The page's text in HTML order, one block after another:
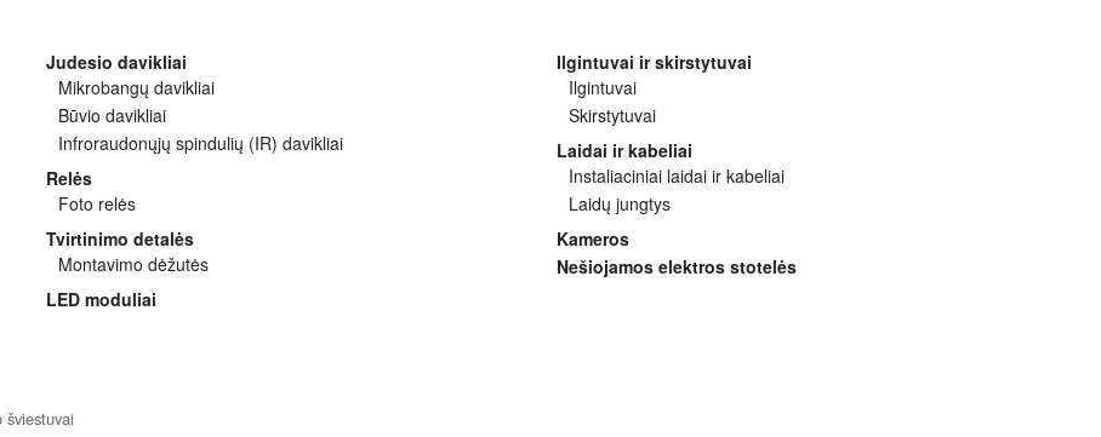
Judesio davikliai
Mikrobangų davikliai
Būvio davikliai
Infroraudonųjų spindulių (IR) davikliai
Relės
Foto relės
Tvirtinimo detalės
Montavimo dėžutės
LED moduliai
Ilgintuvai ir skirstytuvai
Ilgintuvai
Skirstytuvai
Laidai ir kabeliai
Instaliaciniai laidai ir kabeliai
Laidų jungtys
Kameros
Nešiojamos elektros stotelės
šviestuvai